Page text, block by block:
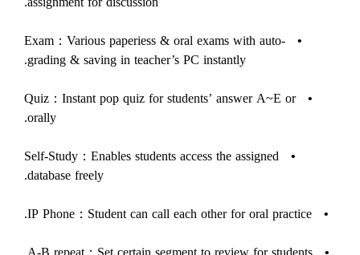
•
Exam：Various paperiess & oral exams with auto-
grading & saving in teacher’s PC instantly.
•
Quiz：Instant pop quiz for students’ answer A~E or
orally.
•
Self-Study：Enables students access the assigned
database freely.
•